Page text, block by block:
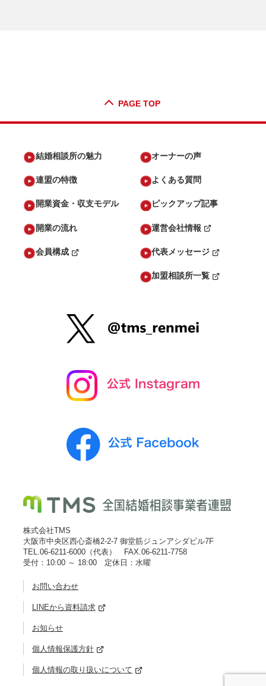
PAGE TOP
結婚相談所の魅力
連盟の特徴
開業資金・収支モデル
開業の流れ
会員構成
オーナーの声
よくある質問
ピックアップ記事
運営会社情報
代表メッセージ
加盟相談所一覧
株式会社TMS
大阪市中央区西心斎橋2-2-7 御堂筋ジュンアシダビル7F
TEL.06-6211-6000（代表） FAX.06-6211-7758
受付：10:00 ～ 18:00 定休日：水曜
お問い合わせ
LINEから資料請求
お知らせ
個人情報保護方針
個人情報の取り扱いについて